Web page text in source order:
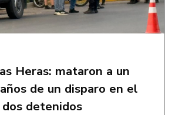
Heras: mataron a un
de un disparo en el
detenidos